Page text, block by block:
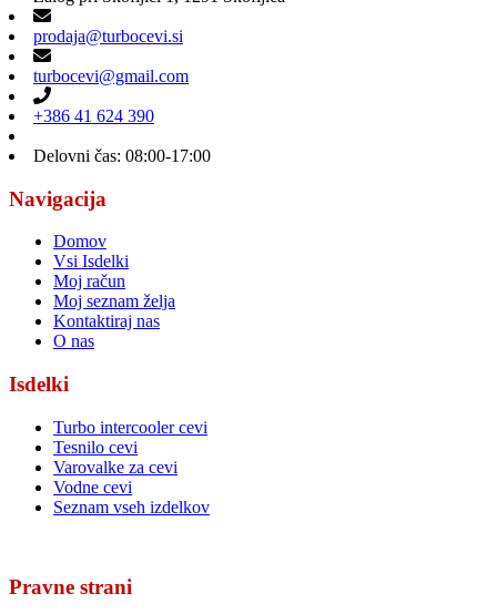
prodaja@turbocevi.si
turbocevi@gmail.com
+386 41 624 390
Delovni čas: 08:00-17:00
Navigacija
Domov
Vsi Isdelki
Moj račun
Moj seznam želja
Kontaktiraj nas
O nas
Isdelki
Turbo intercooler cevi
Tesnilo cevi
Varovalke za cevi
Vodne cevi
Seznam vseh izdelkov
Pravne strani